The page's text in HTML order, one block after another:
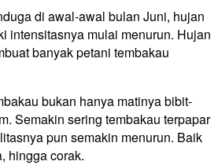
di awal-awal bulan Juni, hujan
intensitasnya mulai menurun. Hujan
banyak petani tembakau
bukan hanya matinya bibit-
Semakin sering tembakau terpapar
pun semakin menurun. Baik
hingga corak.